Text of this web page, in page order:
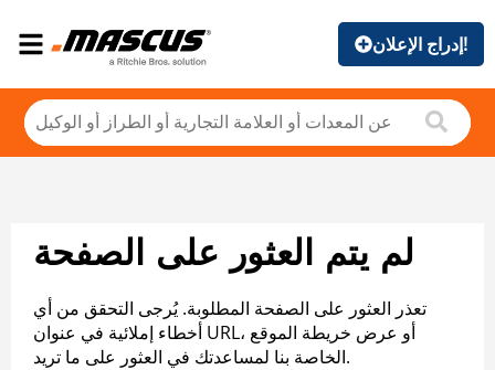
إدراج الإعلان!
لم يتم العثور على الصفحة
تعذر العثور على الصفحة المطلوبة. يُرجى التحقق من أي
أخطاء إملائية في عنوان URL، أو عرض خريطة الموقع
الخاصة بنا لمساعدتك في العثور على ما تريد.